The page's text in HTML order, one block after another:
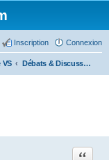
Connexion
Inscription
VS Débats & Discussions
Citer